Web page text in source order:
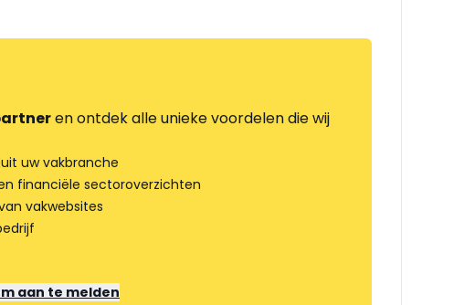
en ontdek alle unieke voordelen die wij
uw vakbranche
financiële sectoroverzichten
vakwebsites
aan te melden